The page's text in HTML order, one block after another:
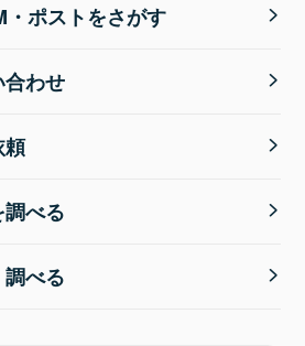
・ポストをさがす
わせ
頼
べる
べる